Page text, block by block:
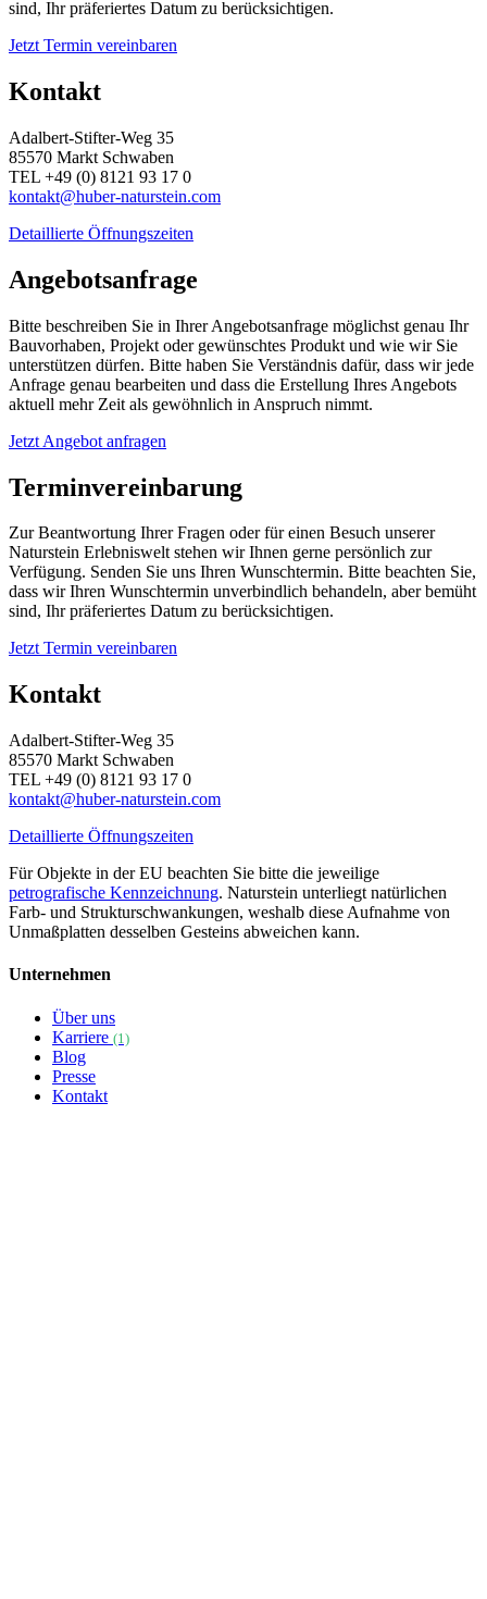
sind, Ihr präferiertes Datum zu berücksichtigen.
Jetzt Termin vereinbaren
Kontakt
Adalbert-Stifter-Weg 35
85570 Markt Schwaben
TEL +49 (0) 8121 93 17 0
kontakt@huber-naturstein.com
Detaillierte Öffnungszeiten
Angebotsanfrage
Bitte beschreiben Sie in Ihrer Angebotsanfrage möglichst genau Ihr
Bauvorhaben, Projekt oder gewünschtes Produkt und wie wir Sie
unterstützen dürfen. Bitte haben Sie Verständnis dafür, dass wir jede
Anfrage genau bearbeiten und dass die Erstellung Ihres Angebots
aktuell mehr Zeit als gewöhnlich in Anspruch nimmt.
Jetzt Angebot anfragen
Terminvereinbarung
Zur Beantwortung Ihrer Fragen oder für einen Besuch unserer
Naturstein Erlebniswelt stehen wir Ihnen gerne persönlich zur
Verfügung. Senden Sie uns Ihren Wunschtermin. Bitte beachten Sie,
dass wir Ihren Wunschtermin unverbindlich behandeln, aber bemüht
sind, Ihr präferiertes Datum zu berücksichtigen.
Jetzt Termin vereinbaren
Kontakt
Adalbert-Stifter-Weg 35
85570 Markt Schwaben
TEL +49 (0) 8121 93 17 0
kontakt@huber-naturstein.com
Detaillierte Öffnungszeiten
Für Objekte in der EU beachten Sie bitte die jeweilige
petrografische Kennzeichnung. Naturstein unterliegt natürlichen
Farb- und Strukturschwankungen, weshalb diese Aufnahme von
Unmaßplatten desselben Gesteins abweichen kann.
Unternehmen
Über uns
Karriere (1)
Blog
Presse
Kontakt